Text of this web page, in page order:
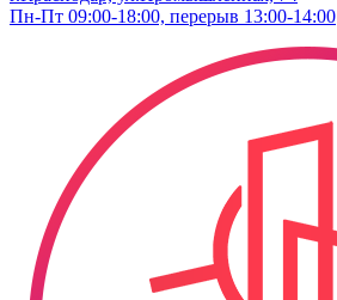
Пн-Пт 09:00-18:00, перерыв 13:00-14:00